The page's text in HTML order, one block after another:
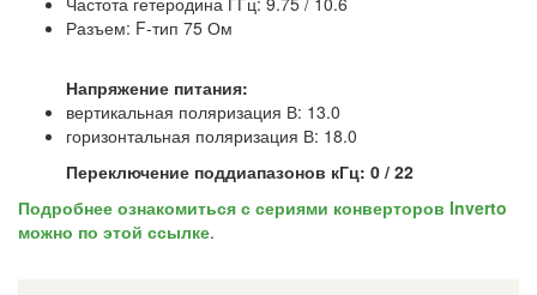
Разъем: F-тип 75 Ом
Напряжение питания:
вертикальная поляризация В: 13.0
горизонтальная поляризация В: 18.0
Переключение поддиапазонов кГц: 0 / 22
Подробнее ознакомиться с сериями конверторов Inverto
можно по этой ссылке.